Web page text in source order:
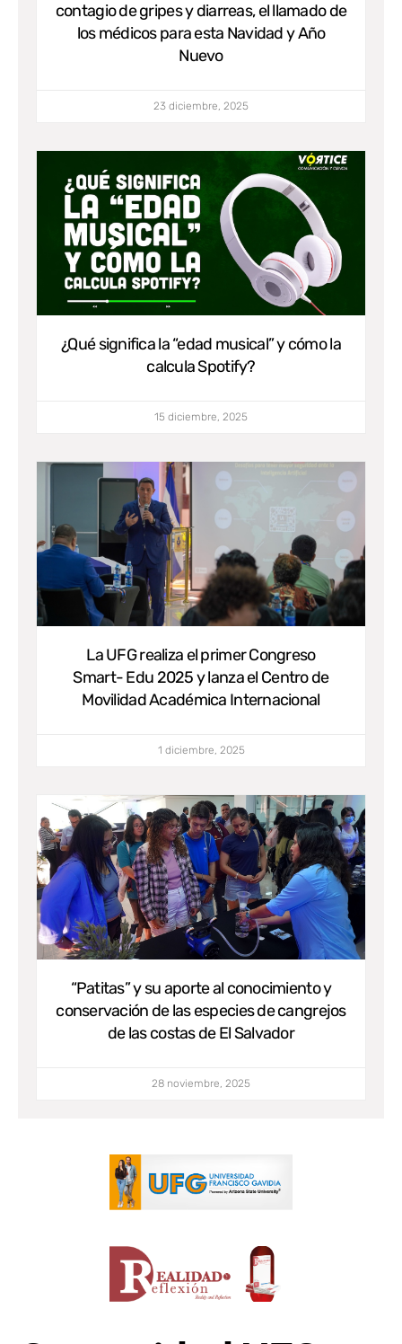
contagio de gripes y diarreas, el llamado de
los médicos para esta Navidad y Año
Nuevo
23 diciembre, 2025
¿Qué significa la “edad musical” y cómo la
calcula Spotify?
15 diciembre, 2025
La UFG realiza el primer Congreso
Smart- Edu 2025 y lanza el Centro de
Movilidad Académica Internacional
1 diciembre, 2025
“Patitas” y su aporte al conocimiento y
conservación de las especies de cangrejos
de las costas de El Salvador
28 noviembre, 2025